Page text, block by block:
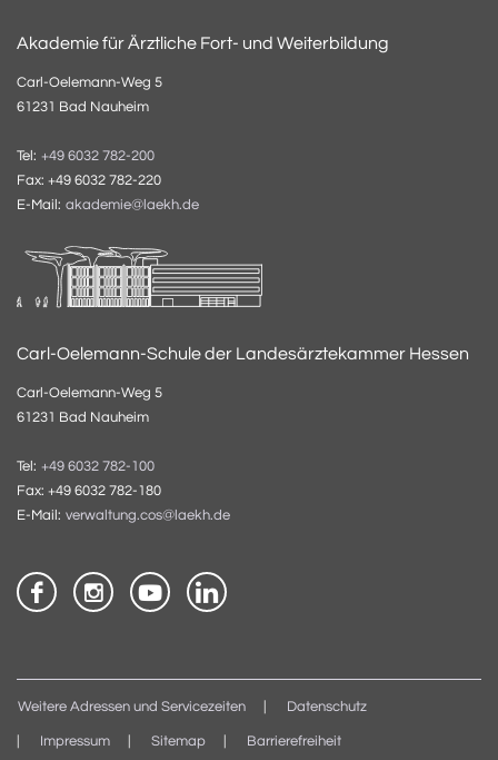
Akademie für Ärztliche Fort- und Weiterbildung
Carl-Oelemann-Weg 5
61231 Bad Nauheim
Tel: +49 6032 782-200
Fax: +49 6032 782-220
E-Mail: akademie@laekh.de
Carl-Oelemann-Schule der Landesärztekammer Hessen
Carl-Oelemann-Weg 5
61231 Bad Nauheim
Tel: +49 6032 782-100
Fax: +49 6032 782-180
E-Mail: verwaltung.cos@laekh.de
Weitere Adressen und Servicezeiten Datenschutz
Impressum Sitemap Barrierefreiheit